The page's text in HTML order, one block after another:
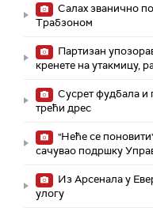
Салах званично
Трабзоном
Партизан
кренете на утакмицу,
Сусрет фудбала и
трећи дрес
"Неће се
сачувао подршку
Из Арсенала у
улогу